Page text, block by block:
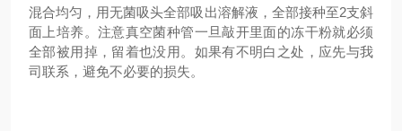
混合均匀，用无菌吸头全部吸出溶解液，全部接种至2支斜
面上培养。注意真空菌种管一旦敲开里面的冻干粉就必须
全部被用掉，留着也没用。如果有不明白之处，应先与我
司联系，避免不必要的损失。